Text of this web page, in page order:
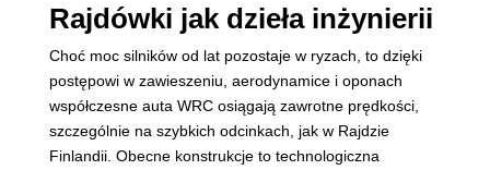
Rajdówki jak dzieła inżynierii
Choć moc silników od lat pozostaje w ryzach, to dzięki
postępowi w zawieszeniu, aerodynamice i oponach
współczesne auta WRC osiągają zawrotne prędkości,
szczególnie na szybkich odcinkach, jak w Rajdzie
Finlandii. Obecne konstrukcje to technologiczna